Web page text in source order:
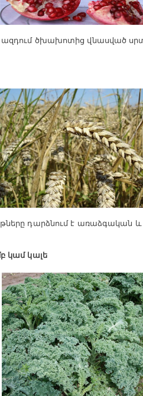
ծխախոտից վնասված
դարձնում է առաձգական
կամ կալե